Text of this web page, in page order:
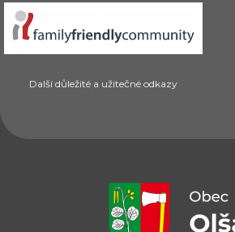
Další důležité a užitečné odkazy